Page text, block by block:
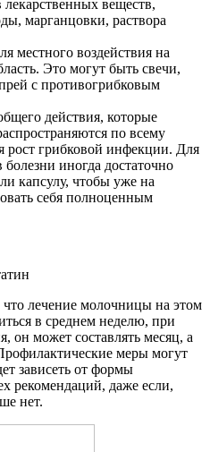
веществ,
марганцовки, раствора
местного воздействия на
Это могут быть свечи,
с противогрибковым
действия, которые
по всему
рост грибковой инфекции. Для
иногда достаточно
капсулу, чтобы уже на
себя полноценным
лечение молочницы на этом
в среднем неделю, при
он может составлять месяц, а
меры могут
зависеть от формы
рекомендаций, даже если,
нет.